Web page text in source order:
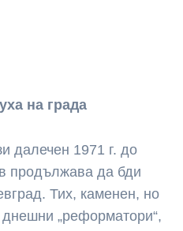
на града
далечен 1971 г. до
продължава да бди
Тих, каменен, но
„реформатори“,